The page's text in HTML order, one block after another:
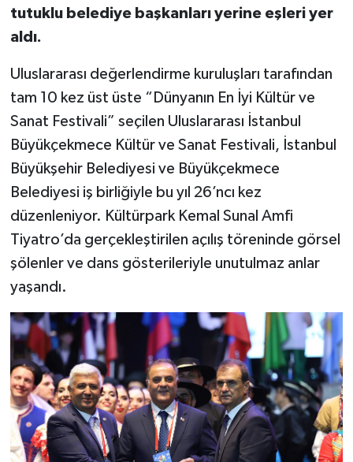
tutuklu belediye başkanları yerine eşleri yer
aldı.
Uluslararası değerlendirme kuruluşları tarafından
tam 10 kez üst üste “Dünyanın En İyi Kültür ve
Sanat Festivali” seçilen Uluslararası İstanbul
Büyükçekmece Kültür ve Sanat Festivali, İstanbul
Büyükşehir Belediyesi ve Büyükçekmece
Belediyesi iş birliğiyle bu yıl 26’ncı kez
düzenleniyor. Kültürpark Kemal Sunal Amfi
Tiyatro’da gerçekleştirilen açılış töreninde görsel
şölenler ve dans gösterileriyle unutulmaz anlar
yaşandı.